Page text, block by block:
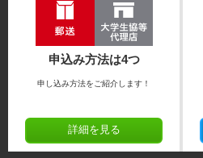
申込み方法は4つ
申し込み方法をご紹介します！
詳細を見る